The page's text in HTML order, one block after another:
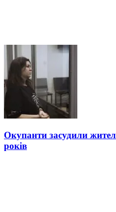
Окупанти засудили
років